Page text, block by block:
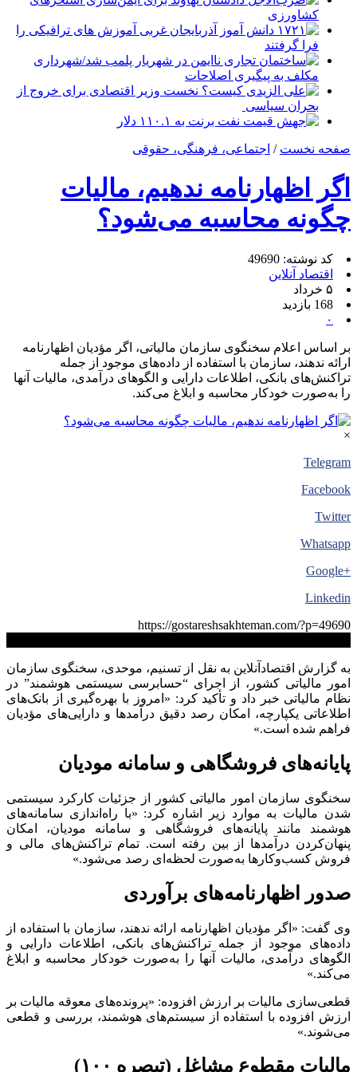
کشاورزی
۱۷۲۱ دانش آموز آذربایجان غربی آموزش های ترافیکی را
فرا گرفتند
ساختمان تجاری ناایمن در شهریار پلمب شد/شهرداری
مکلف به پیگیری اصلاحات
علی الزیدی کیست؟ نخست وزیر اقتصادی برای خروج از
بحران سیاسی
جهش قیمت نفت برنت به ۱۱۰.۱ دلار
صفحه نخست / اجتماعی، فرهنگی، حقوقی
اگر اظهارنامه ندهیم، مالیات
چگونه محاسبه می‌شود؟
کد نوشته: 49690
اقتصاد آنلاین
۵ خرداد
168 بازدید
۰
بر اساس اعلام سخنگوی سازمان مالیاتی، اگر مؤدیان اظهارنامه
ارائه ندهند، سازمان با استفاده از داده‌های موجود از جمله
تراکنش‌های بانکی، اطلاعات دارایی و الگو‌های درآمدی، مالیات آنها
را به‌صورت خودکار محاسبه و ابلاغ می‌کند.
×
Telegram
Facebook
Twitter
Whatsapp
+Google
Linkedin
https://gostareshsakhteman.com/?p=49690
به گزارش اقتصادآنلاین به نقل از تسنیم، موحدی، سخنگوی سازمان
امور مالیاتی کشور، از اجرای “حسابرسی سیستمی هوشمند” در
نظام مالیاتی خبر داد و تأکید کرد: «امروز با بهره‌گیری از بانک‌های
اطلاعاتی یکپارچه، امکان رصد دقیق درآمد‌ها و دارایی‌های مؤدیان
فراهم شده است.»
پایانه‌های فروشگاهی و سامانه مودیان
سخنگوی سازمان امور مالیاتی کشور از جزئیات کارکرد سیستمی
شدن مالیات به موارد زیر اشاره کرد: «با راه‌اندازی سامانه‌های
هوشمند مانند پایانه‌های فروشگاهی و سامانه مودیان، امکان
پنهان‌کردن درآمد‌ها از بین رفته است. تمام تراکنش‌های مالی و
فروش کسب‌وکار‌ها به‌صورت لحظه‌ای رصد می‌شود.»
صدور اظهارنامه‌های برآوردی
وی گفت: «اگر مؤدیان اظهارنامه ارائه ندهند، سازمان با استفاده از
داده‌های موجود از جمله تراکنش‌های بانکی، اطلاعات دارایی و
الگو‌های درآمدی، مالیات آنها را به‌صورت خودکار محاسبه و ابلاغ
می‌کند.»
قطعی‌سازی مالیات بر ارزش افزوده: «پرونده‌های معوقه مالیات بر
ارزش افزوده با استفاده از سیستم‌های هوشمند، بررسی و قطعی
می‌شوند.»
مالیات مقطوع مشاغل (تبصره ۱۰۰)